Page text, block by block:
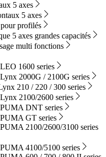
5 axes
5 axes
profilés
5 axes grandes capacités
multi fonctions
1600 series
2000G / 2100G series
210 / 220 / 300 series
2100/2600 series
DNT series
GT series
2100/2600/3100 series
4100/5100 series